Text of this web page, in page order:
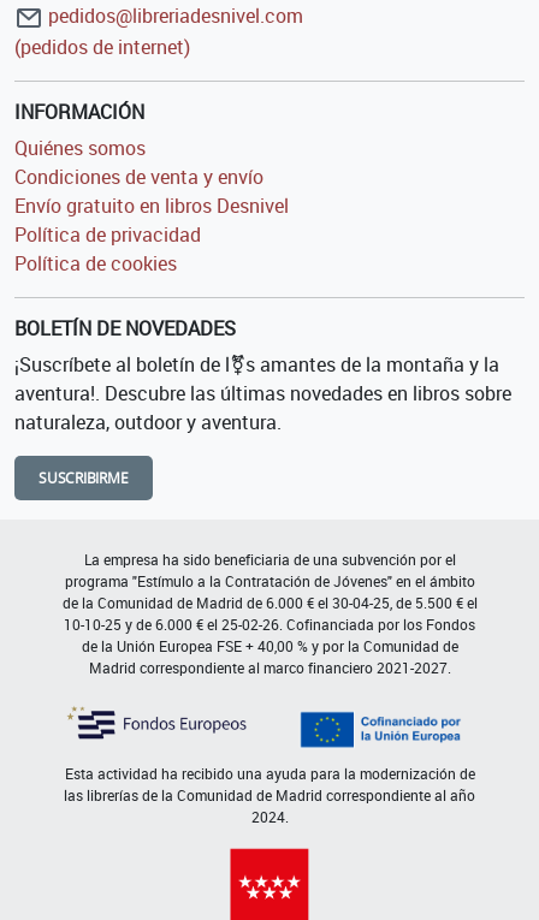
pedidos@libreriadesnivel.com
(pedidos de internet)
INFORMACIÓN
Quiénes somos
Condiciones de venta y envío
Envío gratuito en libros Desnivel
Política de privacidad
Política de cookies
BOLETÍN DE NOVEDADES
¡Suscríbete al boletín de l⚧s amantes de la montaña y la
aventura!. Descubre las últimas novedades en libros sobre
naturaleza, outdoor y aventura.
SUSCRIBIRME
La empresa ha sido beneficiaria de una subvención por el
programa "Estímulo a la Contratación de Jóvenes" en el ámbito
de la Comunidad de Madrid de 6.000 € el 30-04-25, de 5.500 € el
10-10-25 y de 6.000 € el 25-02-26. Cofinanciada por los Fondos
de la Unión Europea FSE + 40,00 % y por la Comunidad de
Madrid correspondiente al marco financiero 2021-2027.
Esta actividad ha recibido una ayuda para la modernización de
las librerías de la Comunidad de Madrid correspondiente al año
2024.